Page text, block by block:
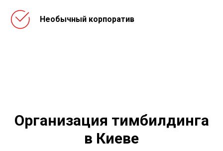
Необычный корпоратив
Организация тимбилдинга
в Киеве